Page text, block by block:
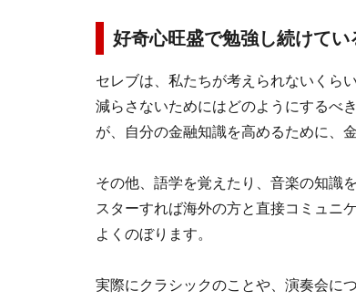
好奇心旺盛で勉強し続けてい
セレブは、私たちが考えられないくら
減らさないためにはどのようにするべ
が、自分の金融知識を高めるために、
その他、語学を覚えたり、音楽の知識
スターすれば海外の方と直接コミュニ
よくのぼります。
実際にクラシックのことや、演奏会に